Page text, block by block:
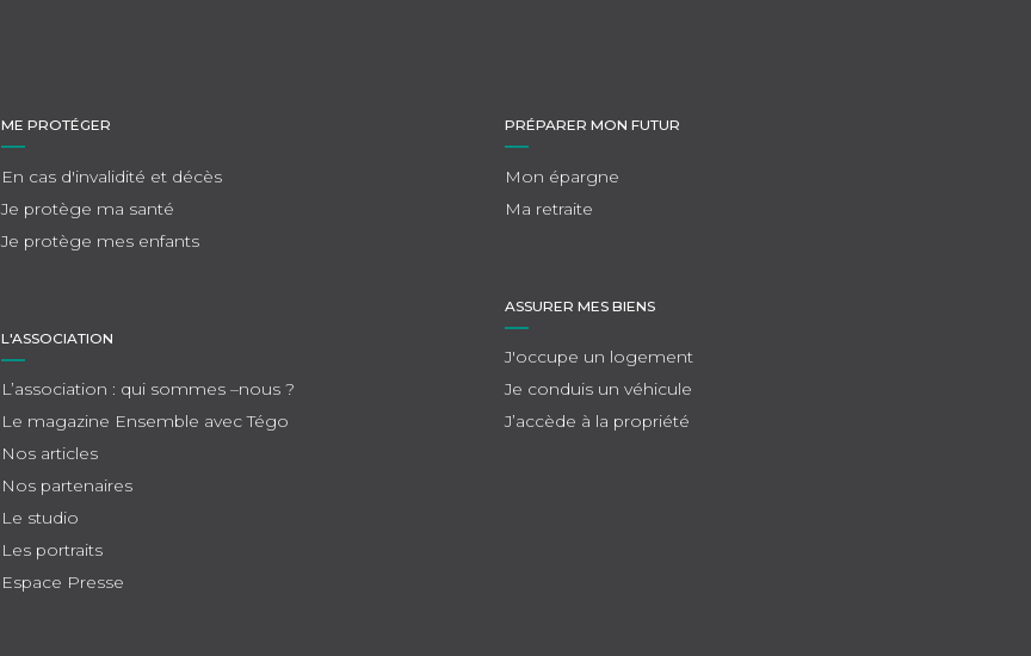
ME PROTÉGER
En cas d'invalidité et décès
Je protège ma santé
Je protège mes enfants
PRÉPARER MON FUTUR
Mon épargne
Ma retraite
ASSURER MES BIENS
J'occupe un logement
Je conduis un véhicule
J’accède à la propriété
L'ASSOCIATION
L’association : qui sommes –nous ?
Le magazine Ensemble avec Tégo
Nos articles
Nos partenaires
Le studio
Les portraits
Espace Presse